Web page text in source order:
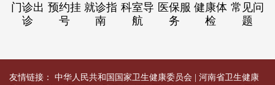
门诊出
诊
预约挂
号
就诊指
南
科室导
航
医保服
务
健康体
检
常见问
题
友情链接： 中华人民共和国国家卫生健康委员会 | 河南省卫生健康